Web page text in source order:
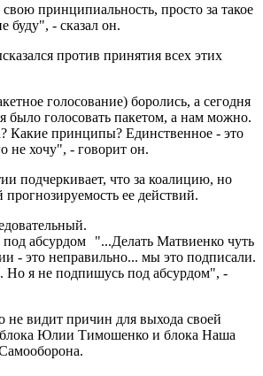
принципиальность, просто за такое
буду", - сказал он.
против принятия всех этих
голосование) боролись, а сегодня
было голосовать пакетом, а нам можно.
Какие принципы? Единственное - это
не хочу", - говорит он.
подчеркивает, что за коалицию, но
прогнозируемость ее действий.
абсурдом
"...Делать Матвиенко чуть
- это неправильно... мы это подписали.
Но я не подпишусь под абсурдом", -
не видит причин для выхода своей
Юлии Тимошенко и блока Наша